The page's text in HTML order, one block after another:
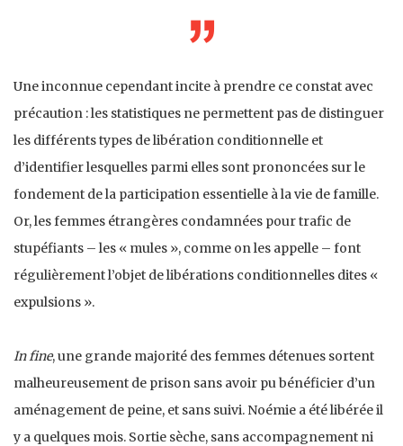
Une inconnue cependant incite à prendre ce constat avec
précaution : les statistiques ne permettent pas de distinguer
les différents types de libération conditionnelle et
d’identifier lesquelles parmi elles sont prononcées sur le
fondement de la participation essentielle à la vie de famille.
Or, les femmes étrangères condamnées pour trafic de
stupéfiants – les « mules », comme on les appelle – font
régulièrement l’objet de libérations conditionnelles dites «
expulsions ».
In fine, une grande majorité des femmes détenues sortent
malheureusement de prison sans avoir pu bénéficier d’un
aménagement de peine, et sans suivi. Noémie a été libérée il
y a quelques mois. Sortie sèche, sans accompagnement ni